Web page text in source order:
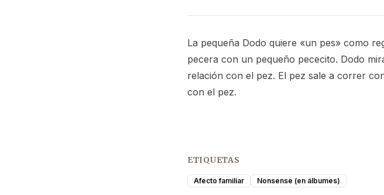
La pequeña Dodo quiere «un pes» como
pecera con un pequeño pececito. Dodo
relación con el pez. El pez sale a correr
con el pez.
ETIQUETAS
Afecto familiar Nonsense (en álbumes)